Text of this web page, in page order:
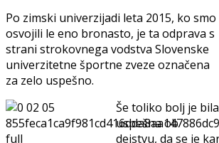
Po zimski univerzijadi leta 2015, ko smo
osvojili le eno bronasto, je ta odprava s
strani strokovnega vodstva Slovenske
univerzitetne športne zveze označena
za zelo uspešno.
Še toliko bolj je bila
uspešna ob
dejstvu, da se je